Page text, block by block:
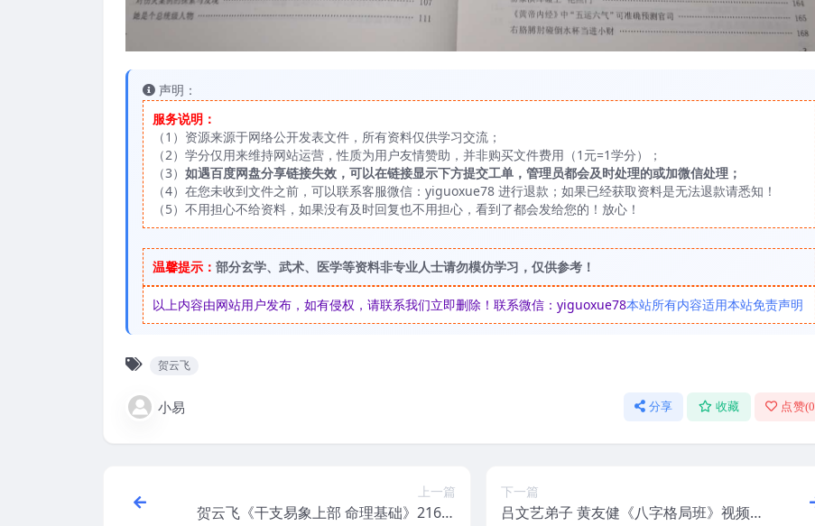
声明：
服务说明：
（1）资源来源于网络公开发表文件，所有资料仅供学习交流；
（2）学分仅用来维持网站运营，性质为用户友情赞助，并非购买文件费用（1元=1学分）；
（3） 如遇百度网盘分享链接失效，可以在链接显示下方提交工单，管理员都会及时处理的或加微信处理；
（4）在您未收到文件之前，可以联系客服微信：yiguoxue78 进行退款；如果已经获取资料是无法退款请悉知！
（5）不用担心不给资料，如果没有及时回复也不用担心，看到了都会发给您的！放心！
温馨提示： 部分玄学、武术、医学等资料非专业人士请勿模仿学习，仅供参考！
以上内容由网站用户发布，如有侵权，请联系我们立即删除！联系微信：yiguoxue78本站所有内容适用本站免责声明
贺云飞
小易 分享 收藏 点赞(0
上一篇
贺云飞《干支易象上部 命理基础》216页
下一篇
吕文艺弟子 黄友健《八字格局班》视频教